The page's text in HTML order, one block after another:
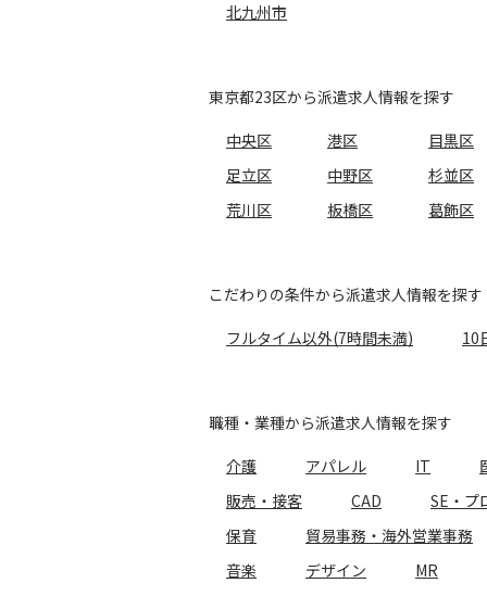
北九州市
東京都23区から派遣求人情報を探す
中央区
港区 目黒区
足立区
中野区 杉並区
荒川区
板橋区 葛飾区
こだわりの条件から派遣求人情報を探す
フルタイム以外(7時間未満)
10
職種・業種から派遣求人情報を探す
介護
アパレル IT
販売・接客
CAD SE・プ
保育
貿易事務・海外営業事務
音楽
デザイン MR